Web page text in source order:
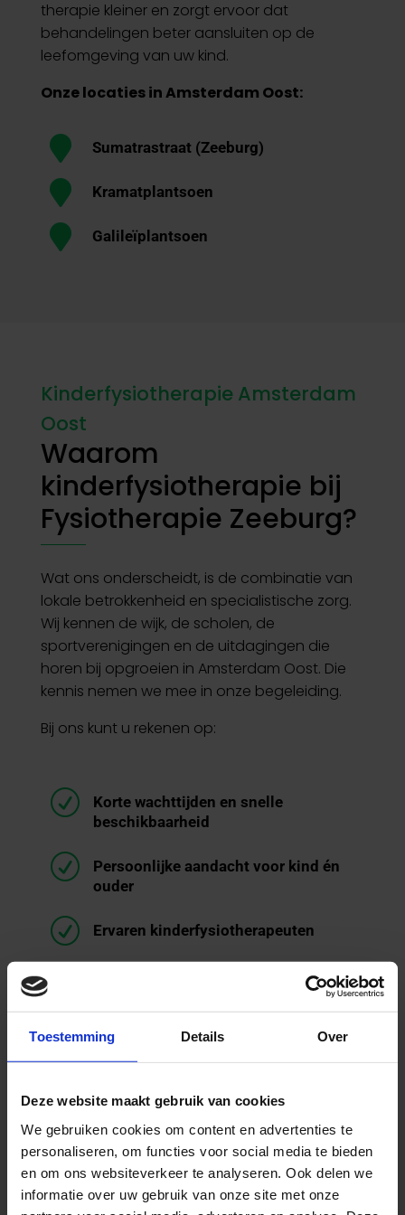
Toestemming Details Over
Deze website maakt gebruik van cookies
We gebruiken cookies om content en advertenties te
personaliseren, om functies voor social media te bieden
en om ons websiteverkeer te analyseren. Ook delen we
informatie over uw gebruik van onze site met onze
therapie kleiner en zorgt ervoor dat
behandelingen beter aansluiten op de
leefomgeving van uw kind.
Onze locaties in Amsterdam Oost:
 Sumatrastraat (Zeeburg)
 Kramatplantsoen
 Galileïplantsoen
Kinderfysiotherapie Amsterdam
Oost
Waarom
kinderfysiotherapie bij
Fysiotherapie Zeeburg?
Wat ons onderscheidt, is de combinatie van
lokale betrokkenheid en specialistische zorg.
Wij kennen de wijk, de scholen, de
sportverenigingen en de uitdagingen die
horen bij opgroeien in Amsterdam Oost. Die
kennis nemen we mee in onze begeleiding.
Bij ons kunt u rekenen op:
R
Korte wachttijden en snelle
beschikbaarheid
R
Persoonlijke aandacht voor kind én
ouder
R Ervaren kinderfysiotherapeuten
Behandelingen afgestemd op school,
sport en thuissituatie
R
Kinderfysiotherapie Amsterdam